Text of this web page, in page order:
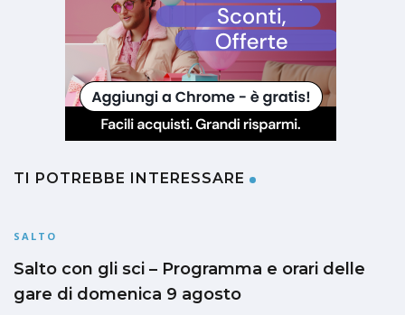
TI POTREBBE INTERESSARE
SALTO
Salto con gli sci – Programma e orari delle
gare di domenica 9 agosto